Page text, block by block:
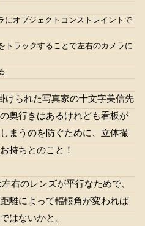
にオブジェクトコンストレイントで
トラックすることで左右のカメラに
けられた写真家の十文字美信先
奥行きはあるけれども看板が
まうのを防ぐために、立体撮
持ちとのこと！
右のレンズが平行なためで、
離によって輻輳角が変われば
はないかと。